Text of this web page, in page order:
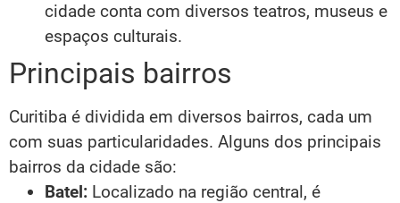
cidade conta com diversos teatros, museus e
espaços culturais.
Principais bairros
Curitiba é dividida em diversos bairros, cada um
com suas particularidades. Alguns dos principais
bairros da cidade são:
Batel: Localizado na região central, é